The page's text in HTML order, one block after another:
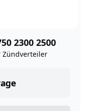
2300 2500
Zündverteiler